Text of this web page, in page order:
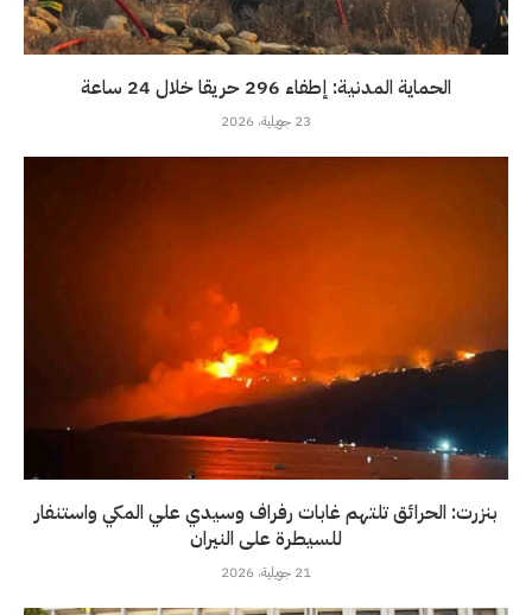
الحماية المدنية: إطفاء 296 حريقا خلال 24 ساعة
23 جويلية، 2026
بنزرت: الحرائق تلتهم غابات رفراف وسيدي علي المكي واستنفار
للسيطرة على النيران
21 جويلية، 2026